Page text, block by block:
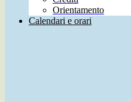
Orientamento
Calendari e orari